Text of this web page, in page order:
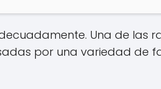
Una de las
por una variedad de